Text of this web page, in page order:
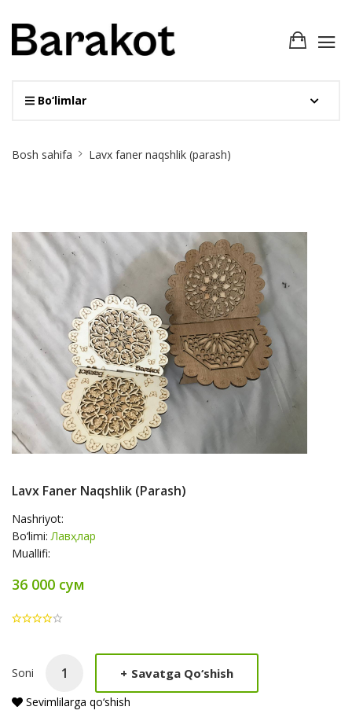
Bo‘limlar
Breadcrumb
Bosh sahifa Lavx faner naqshlik (parash)
Lavx Faner Naqshlik (parash)
Nashriyot:
Bo‘limi:Лавҳлар
Muallifi:
36 000 сум
Product
Summery
Soni + Savatga Qo‘shish
Sevimlilarga qo‘shish